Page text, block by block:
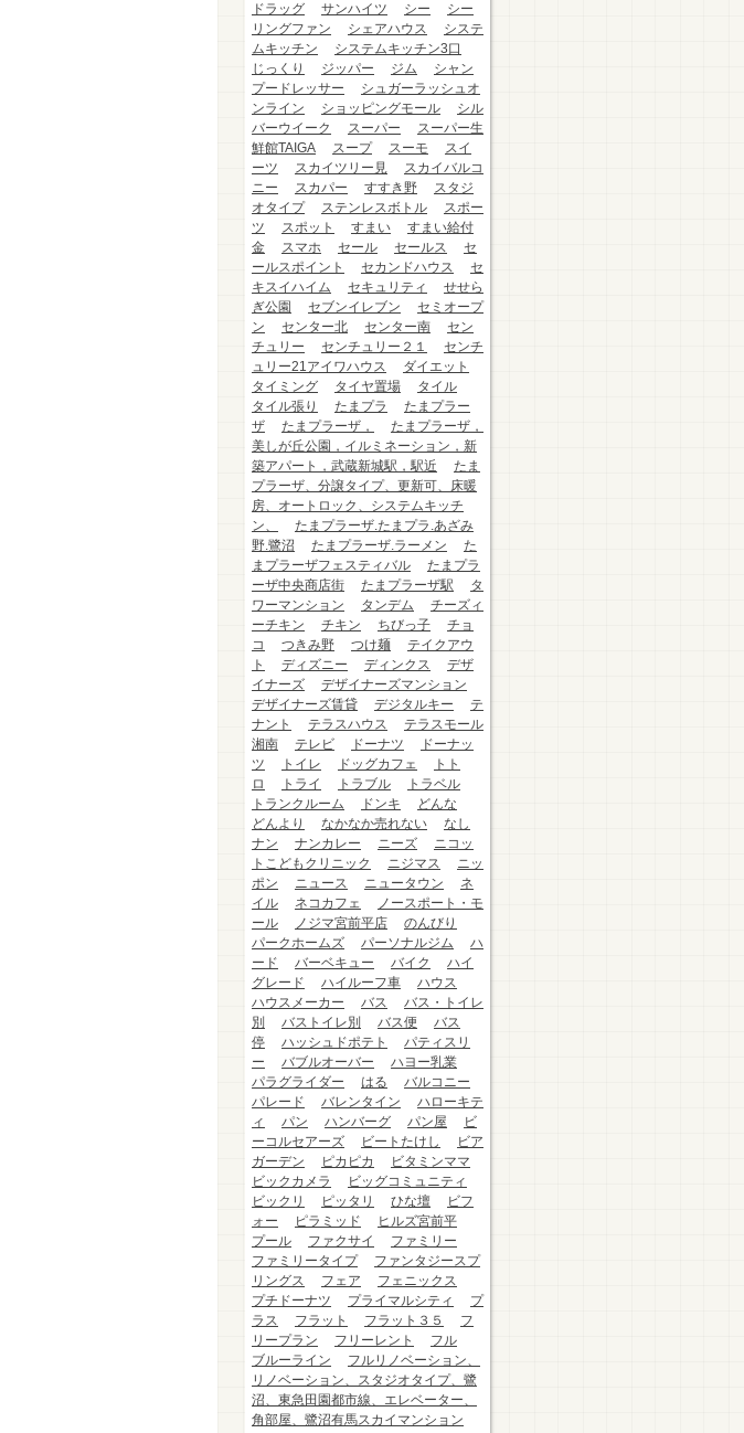
ドラッグ
サンハイツ シー
シー
リングファン
シェアハウス
システ
ムキッチン
システムキッチン3口
じっくり
ジッパー ジム
シャン
プードレッサー
シュガーラッシュオ
ンライン
ショッピングモール
シル
バーウイーク
スーパー
スーパー生
鮮館TAIGA
スープ スーモ
スイ
ーツ
スカイツリー見
スカイバルコ
ニー
スカパー すすき野
スタジ
オタイプ
ステンレスボトル
スポー
ツ
スポット すまい
すまい給付
金
スマホ セール セールス
セ
ールスポイント
セカンドハウス
セ
キスイハイム
セキュリティ
せせら
ぎ公園
セブンイレブン
セミオープ
ン
センター北 センター南
セン
チュリー
センチュリー２１
センチ
ュリー21アイワハウス
ダイエット
タイミング
タイヤ置場
タイル
タイル張り
たまプラ
たまプラー
ザ
たまプラーザ，
たまプラーザ，
美しが丘公園，イルミネーション，新
築アパート，武蔵新城駅，駅近
たま
プラーザ、分譲タイプ、更新可、床暖
房、オートロック、システムキッチ
ン、
たまプラーザ.たまプラ.あざみ
野.鷺沼
たまプラーザ.ラーメン
た
まプラーザフェスティバル
たまプラ
ーザ中央商店街
たまプラーザ駅
タ
ワーマンション
タンデム
チーズィ
ーチキン
チキン ちびっ子
チョ
コ
つきみ野 つけ麺
テイクアウ
ト
ディズニー ディンクス
デザ
イナーズ
デザイナーズマンション
デザイナーズ賃貸
デジタルキー
テ
ナント
テラスハウス
テラスモール
湘南
テレビ ドーナツ
ドーナッ
ツ
トイレ ドッグカフェ
トト
ロ
トライ トラブル
トラベル
トランクルーム
ドンキ
どんな
どんより
なかなか売れない
なし
ナン
ナンカレー ニーズ
ニコッ
トこどもクリニック
ニジマス
ニッ
ポン
ニュース ニュータウン
ネ
イル
ネコカフェ
ノースポート・モ
ール
ノジマ宮前平店
のんびり
パークホームズ
パーソナルジム
ハ
ード
バーベキュー バイク
ハイ
グレード
ハイルーフ車
ハウス
ハウスメーカー
バス
バス・トイレ
別
バストイレ別 バス便
バス
停
ハッシュドポテト
パティスリ
ー
バブルオーバー
ハヨー乳業
パラグライダー
はる
バルコニー
パレード
バレンタイン
ハローキテ
ィ
パン ハンバーグ パン屋
ビ
ーコルセアーズ
ビートたけし
ビア
ガーデン
ピカピカ
ビタミンママ
ビックカメラ
ビッグコミュニティ
ビックリ
ピッタリ ひな壇
ビフ
ォー
ピラミッド
ヒルズ宮前平
プール
ファクサイ
ファミリー
ファミリータイプ
ファンタジースプ
リングス
フェア
フェニックス
プチドーナツ
プライマルシティ
プ
ラス
フラット フラット３５
フ
リープラン
フリーレント
フル
ブルーライン
フルリノベーション、
リノベーション、スタジオタイプ、鷺
沼、東急田園都市線、エレベーター、
角部屋、鷺沼有馬スカイマンション